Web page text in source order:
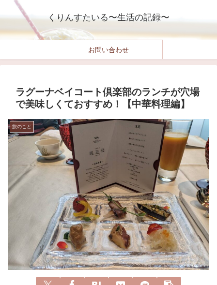
くりんすたいる〜生活の記録〜
お問い合わせ
ラグーナベイコート倶楽部のランチが穴場
で美味しくておすすめ！【中華料理編】
旅のこと